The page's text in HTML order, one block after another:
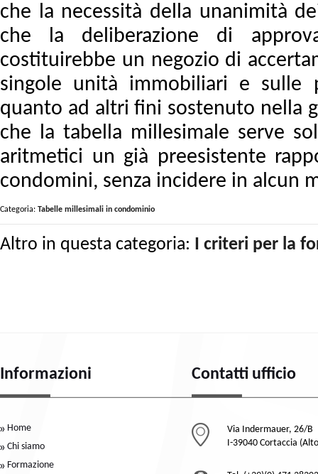
che la necessità della unanimità
che la deliberazione di
costituirebbe un negozio di
singole unità immobiliari e
quanto ad altri fini sostenuto nella
che la tabella millesimale serve
aritmetici un già preesistente
condomini, senza incidere in alcun
Categoria: Tabelle millesimali in condominio
Altro in questa categoria: I criteri per la
Informazioni
Home
Chi siamo
Formazione
Contatti ufficio
Via Indermauer, 26/B
I-39040 Cortaccia